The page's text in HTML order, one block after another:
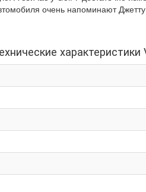
очень напоминают
характеристики